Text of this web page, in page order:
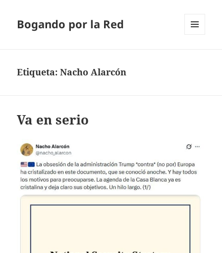
Bogando por la Red
Etiqueta:Nacho Alarcón
Va en serio